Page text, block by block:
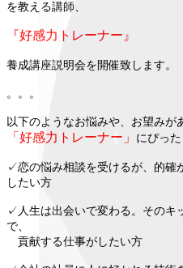
を教える講師、
『好感力トレーナー』
養成講座説明会を開催致します。
。。。
以下のようなお悩みや、お望みが
「好感力トレーナー」 にぴっ
✓恋の悩み相談を受けるが、的確
したい方
✓人生は出会いで変わる。そのキ
で、
貢献する仕事がしたい方